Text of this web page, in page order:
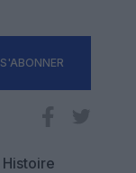
S'ABONNER
Histoire